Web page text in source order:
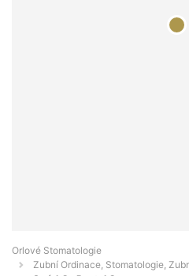
Orlové Stomatologie
Zubní Ordinace, Stomatologie,